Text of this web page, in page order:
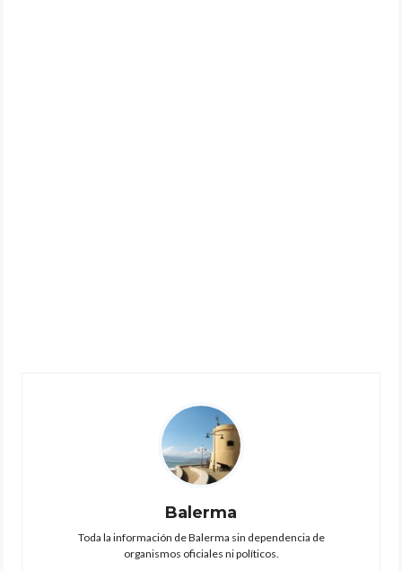
Balerma
Toda la información de Balerma sin dependencia de
organismos oficiales ni políticos.